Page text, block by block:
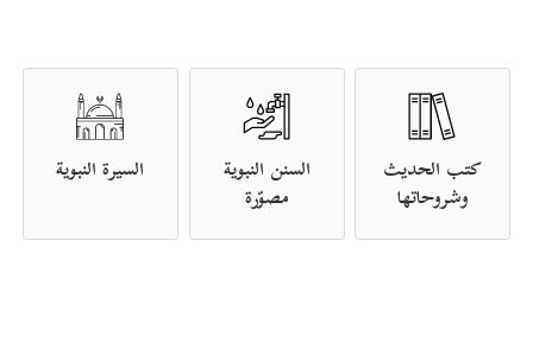
كتب الحديث
وشروحاتها
السنن النبوية
مصوّرة
السيرة النبوية